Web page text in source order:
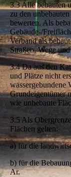
3.3 Alle bebauten
zu den
bewerten. Als
Gebäude-/
Verband als
Straßen, Wege
3.4 Da aus den
und Plätze nicht
wassergebundene
Grundeigentümer
wie unbebaute
3.5 Als
Flächen gelten:
a) für die
b) für die
Ar.